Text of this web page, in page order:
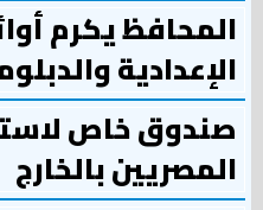
المحافظ يكرم
الإعدادية
صندوق خاص
المصريين بالخارج